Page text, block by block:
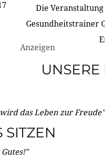
Die
Gesundheitstrainer
Anzeigen
das Leben zur Freude"
SITZEN